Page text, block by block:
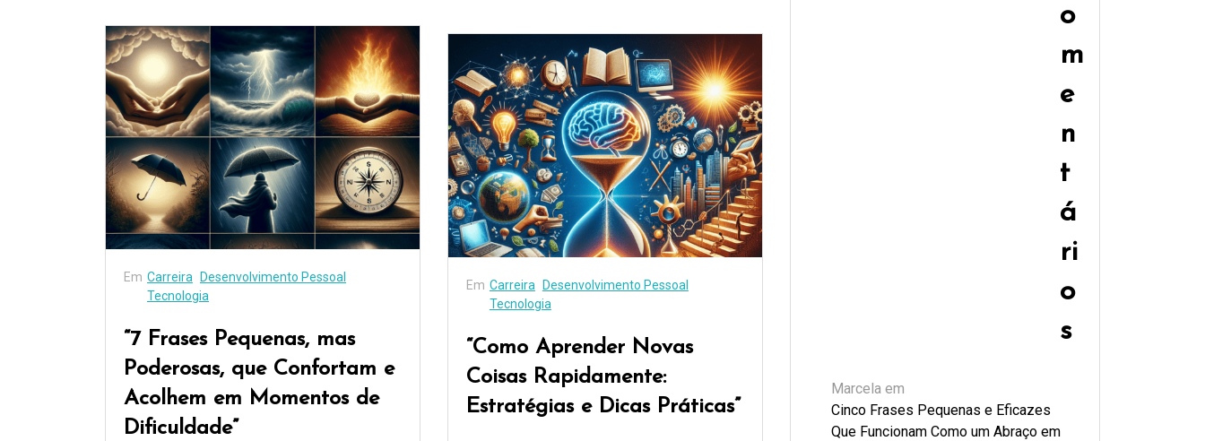
Em Carreira
Desenvolvimento Pessoal
Tecnologia
“7 Frases Pequenas, mas
Poderosas, que Confortam e
Acolhem em Momentos de
Dificuldade”
Em Carreira
Desenvolvimento Pessoal
Tecnologia
“Como Aprender Novas
Coisas Rapidamente:
Estratégias e Dicas Práticas”
o
m
e
n
t
á
ri
o
s
Marcela em
Cinco Frases Pequenas e Eficazes
Que Funcionam Como um Abraço em